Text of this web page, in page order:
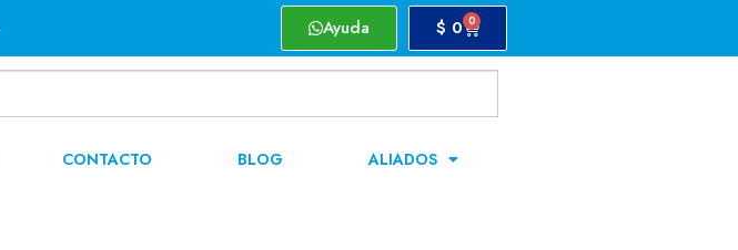
Ayuda $ 0 0
CONTACTO BLOG ALIADOS